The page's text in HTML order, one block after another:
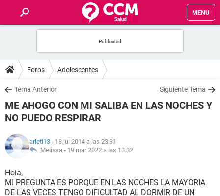
MENU
FOROS
SALUD
FAMILIA
NUTRICIÓN
SEXUALIDAD
Foros Adolescentes
Tema Anterior Siguiente Tema
ME AHOGO CON MI SALIBA EN LAS NOCHES Y
NO PUEDO RESPIRAR
arleti13 - 18 jul 2014 a las 23:31
Melissa - 19 mar 2022 a las 13:32
Hola,
MI PREGUNTA ES PORQUE EN LAS NOCHES LA MAYORIA
DE LAS VECES TENGO DIFICULTAD AL DORMIR DE UN